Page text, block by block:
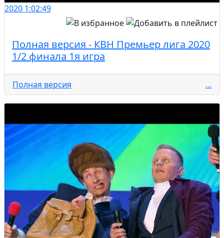
2020 1:02:49
Полная версия - КВН Премьер лига 2020
1/2 финала 1я игра
Полная версия ...